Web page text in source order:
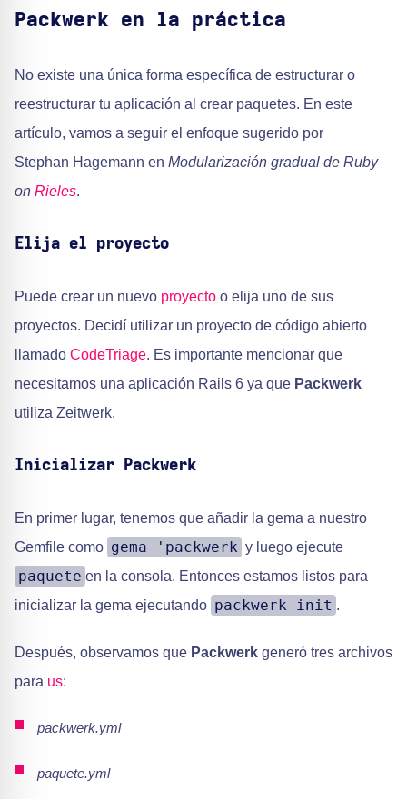
Packwerk en la práctica
No existe una única forma específica de estructurar o
reestructurar tu aplicación al crear paquetes. En este
artículo, vamos a seguir el enfoque sugerido por
Stephan Hagemann en Modularización gradual de Ruby
on Rieles.
Elija el proyecto
Puede crear un nuevo proyecto o elija uno de sus
proyectos. Decidí utilizar un proyecto de código abierto
llamado CodeTriage. Es importante mencionar que
necesitamos una aplicación Rails 6 ya que Packwerk
utiliza Zeitwerk.
Inicializar Packwerk
En primer lugar, tenemos que añadir la gema a nuestro
Gemfile como gema 'packwerk y luego ejecute
paquete en la consola. Entonces estamos listos para
inicializar la gema ejecutando packwerk init .
Después, observamos que Packwerk generó tres archivos
para us:
packwerk.yml
paquete.yml